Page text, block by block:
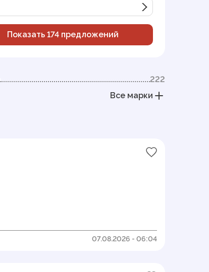
Показать 174предложений
222
Все марки
07.08.2026 - 06:04